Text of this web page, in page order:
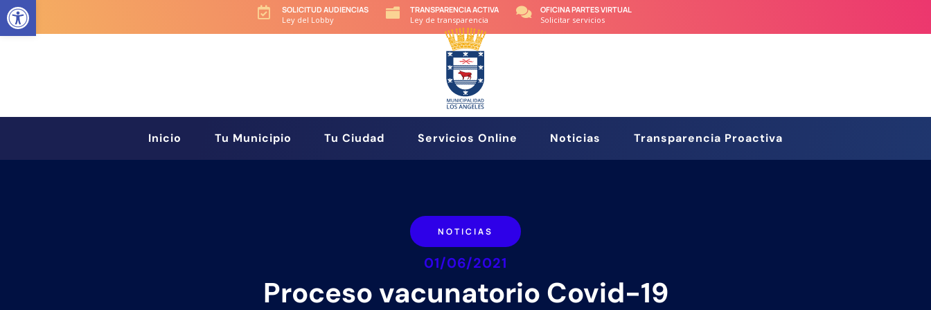

SOLICITUD AUDIENCIAS
Ley del Lobby

TRANSPARENCIA ACTIVA
Ley de transparencia

OFICINA PARTES VIRTUAL
Solicitar servicios
Inicio Tu Municipio Tu Ciudad Servicios Online Noticias Transparencia Proactiva
NOTICIAS
01/06/2021
Proceso vacunatorio Covid-19